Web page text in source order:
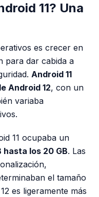
11? Una
es crecer en
para dar cabida a
Android 11
Android 12, con un
variaba
11 ocupaba un
hasta los 20 GB. Las
el tamaño
es ligeramente más